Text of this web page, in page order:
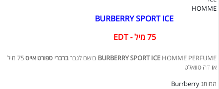
BURBERRY SPORT ICE
75 מיל - EDT
BURBERRY SPORT ICEHOMME PERFUME בושם לגבר ברברי ספורט אייס
75 מיל
או דה טוואלט
המותגBurrberry